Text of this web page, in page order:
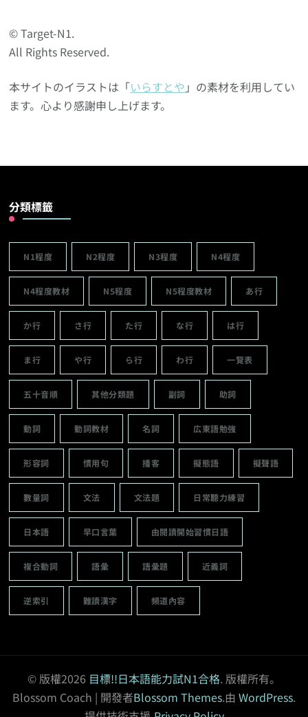
© Target-N1.
All Rights Reserved.
本サイトのイラストは「いらすとや 」の素材を利用してい
ます。心より感謝申し上げます。
分類標籤
N1程度 N2程度 N3程度 N4程度
N4程度教材 N5程度 N5程度教材 あ行
か行 さ行 た行 な行 は行
ま行 や行 ら行 わ行 一覽表
五十音順 其他分類題 副詞 助詞
動詞 動詞教材 名詞 広東語勉強
形容詞 慣用句 播客 擬態語 擬聲語
數量詞 文法 文法題 日常聽力練習
日本語 早口言葉 由閱讀開始習慣日語
複合動詞 語彙 語彙題 近義詞
逆索引 難讀漢字 頻道內容
© 版權2026 目標!!日本語能力試N1合格. 版權所有。
Blossom Coach | 開發者Blossom Themes.由 WordPress.